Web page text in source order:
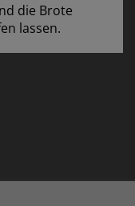
die Brote
lassen.